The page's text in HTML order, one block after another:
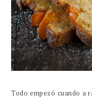
Todo empezó cuando a